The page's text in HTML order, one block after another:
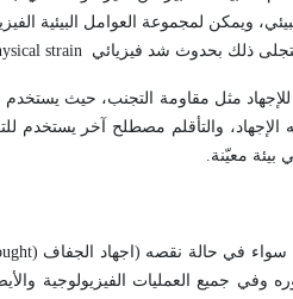
ويمكن لمجموعة العوامل البيئية
ذلك بحدوث شد فيزيائي strain
للإجهاد مثل مقاومة التجنب، حيث يستخدم
الإجهاد، والتأقلم مصطلح آخر يستخدم
بيئة معيّنة.
سواء في حالة نقصه (اجهاد الجفاف
وفي جميع العمليات الفيزيولوجية